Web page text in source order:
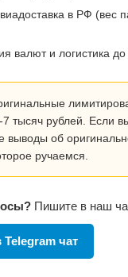
в РФ (вес
валют и логистика до
7 тысяч рублей. Если
выводы об
ручаемся.
Пишите в наш
чат